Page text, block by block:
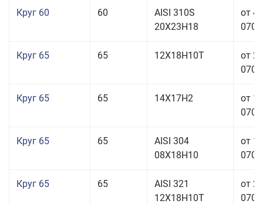
Круг 60 60
AISI 310S
20Х23Н18
от
Круг 65 65 12Х18Н10Т
от
Круг 65 65 14Х17Н2
от
Круг 65 65
AISI 304
08Х18Н10
от
Круг 65 65
AISI 321
12Х18Н10Т
от